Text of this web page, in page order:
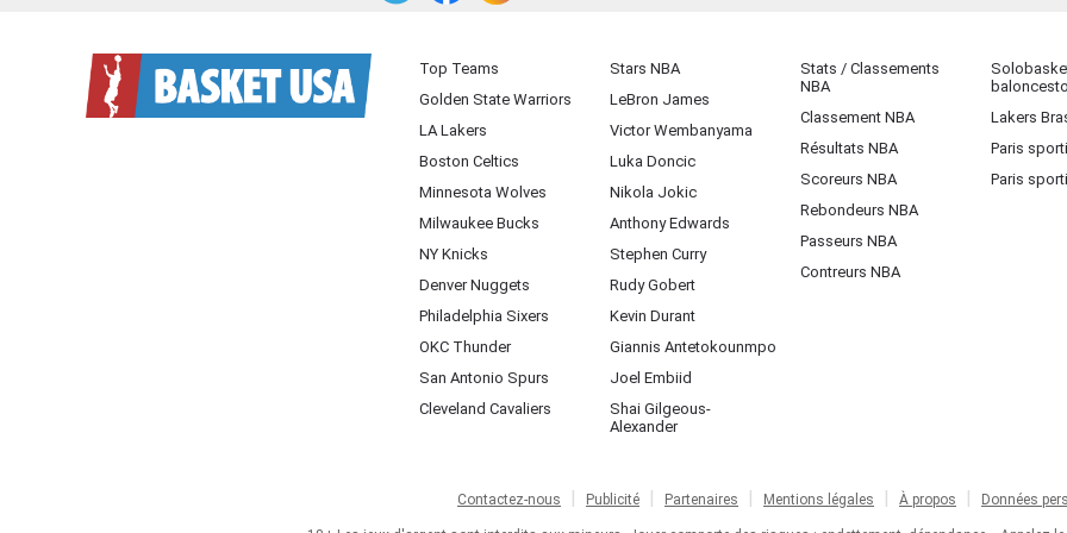
Top Teams
Golden State Warriors
LA Lakers
Boston Celtics
Minnesota Wolves
Milwaukee Bucks
NY Knicks
Denver Nuggets
Philadelphia Sixers
OKC Thunder
San Antonio Spurs
Cleveland Cavaliers
Stars NBA
LeBron James
Victor Wembanyama
Luka Doncic
Nikola Jokic
Anthony Edwards
Stephen Curry
Rudy Gobert
Kevin Durant
Giannis Antetokounmpo
Joel Embiid
Shai Gilgeous-
Alexander
Stats / Classements
NBA
Classement NBA
Résultats NBA
Scoreurs NBA
Rebondeurs NBA
Passeurs NBA
Contreurs NBA
Lakers
Paris
Paris
Contactez-nous Publicité Partenaires Mentions légales À propos Données